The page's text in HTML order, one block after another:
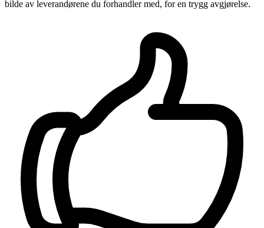
bilde av leverandørene du forhandler med, for en trygg avgjørelse.